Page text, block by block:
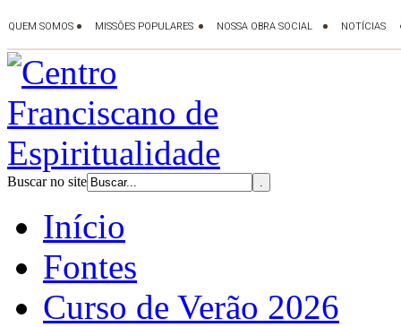
Buscar no site
Início
Fontes
Curso de Verão 2026